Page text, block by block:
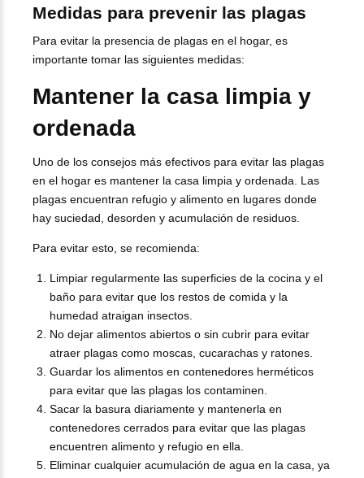
Medidas para prevenir las plagas
Para evitar la presencia de plagas en el hogar, es
importante tomar las siguientes medidas:
Mantener la casa limpia y
ordenada
Uno de los consejos más efectivos para evitar las plagas
en el hogar es mantener la casa limpia y ordenada. Las
plagas encuentran refugio y alimento en lugares donde
hay suciedad, desorden y acumulación de residuos.
Para evitar esto, se recomienda:
Limpiar regularmente las superficies de la cocina y el
baño para evitar que los restos de comida y la
humedad atraigan insectos.
No dejar alimentos abiertos o sin cubrir para evitar
atraer plagas como moscas, cucarachas y ratones.
Guardar los alimentos en contenedores herméticos
para evitar que las plagas los contaminen.
Sacar la basura diariamente y mantenerla en
contenedores cerrados para evitar que las plagas
encuentren alimento y refugio en ella.
Eliminar cualquier acumulación de agua en la casa, ya